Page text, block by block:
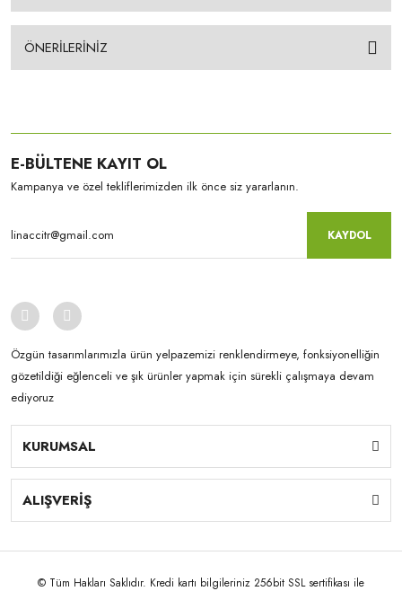
ÖNERİLERİNİZ
E-BÜLTENE KAYIT OL
Kampanya ve özel tekliflerimizden ilk önce siz yararlanın.
KAYDOL
Özgün tasarımlarımızla ürün yelpazemizi renklendirmeye, fonksiyonelliğin
gözetildiği eğlenceli ve şık ürünler yapmak için sürekli çalışmaya devam
ediyoruz
KURUMSAL
ALIŞVERİŞ
© Tüm Hakları Saklıdır. Kredi kartı bilgileriniz 256bit SSL sertifikası ile